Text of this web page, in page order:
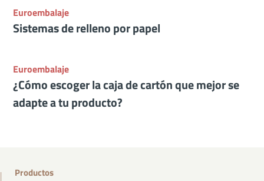
Sistemas de relleno por papel
Euroembalaje
¿Cómo escoger la caja de cartón que mejor se
adapte a tu producto?
Euroembalaje
Productos